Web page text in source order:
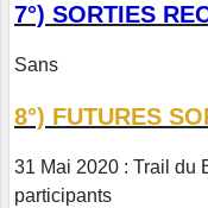
7°) SORTIES
Sans
8°) FUTURES
31 Mai 2020 : Trail du
participants